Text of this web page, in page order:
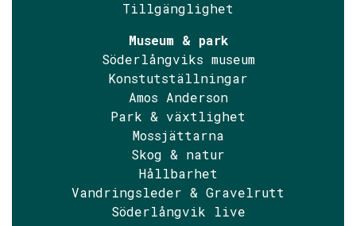
Tillgänglighet
Museum & park
Söderlångviks museum
Konstutställningar
Amos Anderson
Park & växtlighet
Mossjättarna
Skog & natur
Hållbarhet
Vandringsleder & Gravelrutt
Söderlångvik live